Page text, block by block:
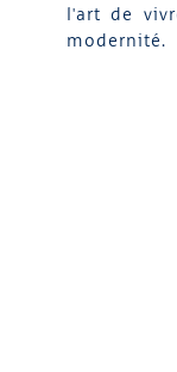
l'art de
modernité.